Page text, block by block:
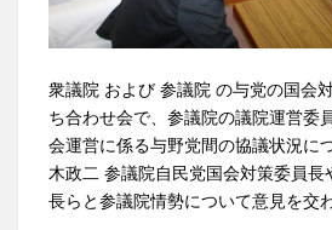
衆議院 および 参議院 の与党の国会
ち合わせ会で、参議院の議院運営委
会運営に係る与野党間の協議状況に
木政二 参議院自民党国会対策委員長
長らと参議院情勢について意見を交